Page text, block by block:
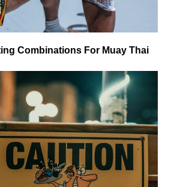
Combinations For Muay Thai